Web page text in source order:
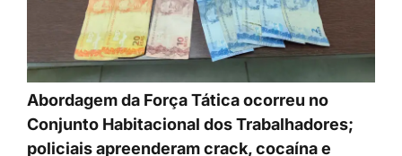
Abordagem da Força Tática ocorreu no
Conjunto Habitacional dos Trabalhadores;
policiais apreenderam crack, cocaína e